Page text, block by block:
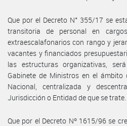
Que por el Decreto N° 355/17 se
transitoria de personal en
extraescalafonarios con rango y
vacantes y financiados
las estructuras organizativas,
Gabinete de Ministros en el ámbito
Nacional, centralizada y
Jurisdicción o Entidad de que se trate.
Que por el Decreto Nº 1615/96 se